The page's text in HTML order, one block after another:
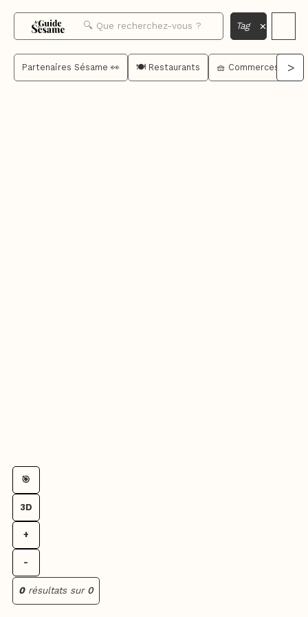
Partenaires Sésame 👀 🍽️ Restaurants 🧺 Commerces de
>
Tag ×
🎯
3D
+
-
0 résultats sur 0